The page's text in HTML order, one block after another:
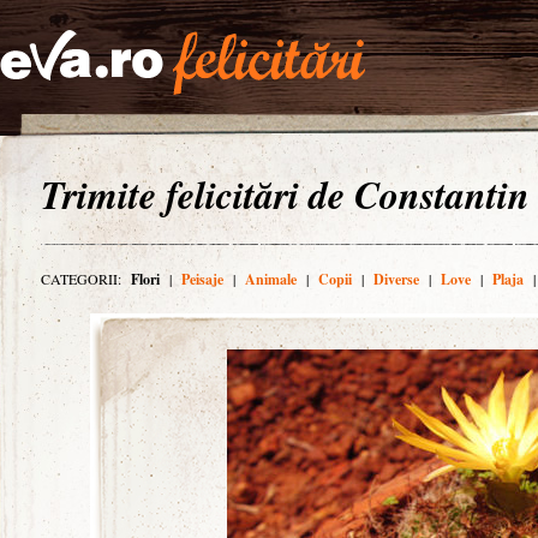
Trimite felicitări de
CATEGORII: Flori | Peisaje | Animale | Copii | Diverse | Love | Plaja |